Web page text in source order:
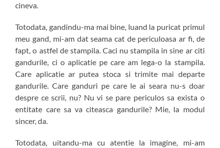
cineva.
Totodata, gandindu-ma mai bine, luand la puricat primul
meu gand, mi-am dat seama cat de periculoasa ar fi, de
fapt, o astfel de stampila. Caci nu stampila in sine ar citi
gandurile, ci o aplicatie pe care am lega-o la stampila.
Care aplicatie ar putea stoca si trimite mai departe
gandurile. Care ganduri pe care le ai seara nu-s doar
despre ce scrii, nu? Nu vi se pare periculos sa exista o
entitate care sa va citeasca gandurile? Mie, la modul
sincer, da.
Totodata, uitandu-ma cu atentie la imagine, mi-am